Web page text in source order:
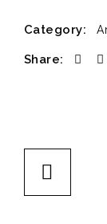
Category:
Share: